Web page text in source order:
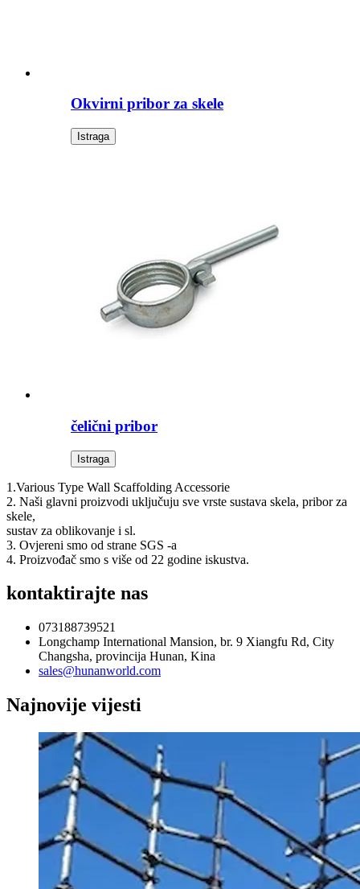
Okvirni pribor za skele
Istraga
čelični pribor
Istraga
1.Various Type Wall Scaffolding Accessorie
2. Naši glavni proizvodi uključuju sve vrste sustava skela, pribor za
skele,
sustav za oblikovanje i sl.
3. Ovjereni smo od strane SGS -a
4. Proizvođač smo s više od 22 godine iskustva.
kontaktirajte nas
073188739521
Longchamp International Mansion, br. 9 Xiangfu Rd, City
Changsha, provincija Hunan, Kina
sales@hunanworld.com
Najnovije vijesti